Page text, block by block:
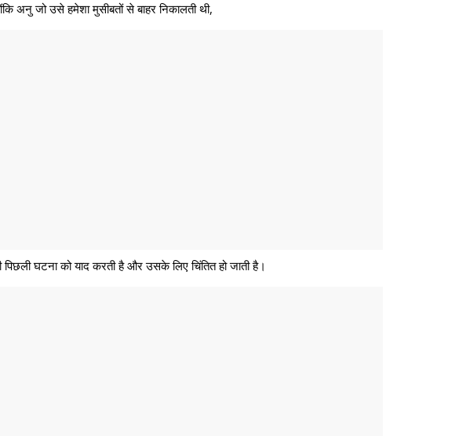
अनु जो उसे हमेशा मुसीबतों से बाहर निकालती थी,
घटना को याद करती है और उसके लिए चिंतित हो जाती है।